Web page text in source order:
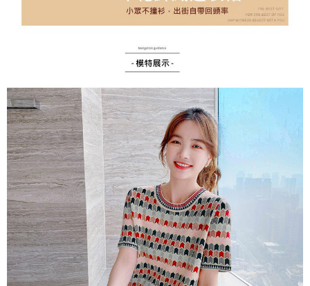
權轉讓予恩沛科技股份有限公司。
３．未成年的使用者請事先徵得法定代理人或監護人之同意方可使用
「AFTEE先享後付」，若未經同意申辦者引起之損失，本公司不負相關責
時審查核予不同之上限額度；若仍有額度不足之情形，本公司將視審查結果
請求用戶進行身份認證。
５．嚴禁一人註冊多個帳號或使用他人資訊註冊。若發現惡意使用之情形，
恩沛科技股份有限公司將有權停止該用戶之使用額度並採取法律行動。
每筆NT$100，滿NT$1,500(含以上)免運費